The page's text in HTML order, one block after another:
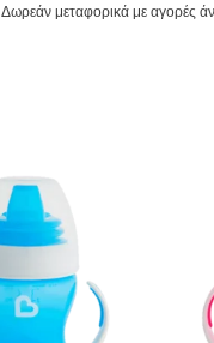
Δωρεάν μεταφορικά με αγορές